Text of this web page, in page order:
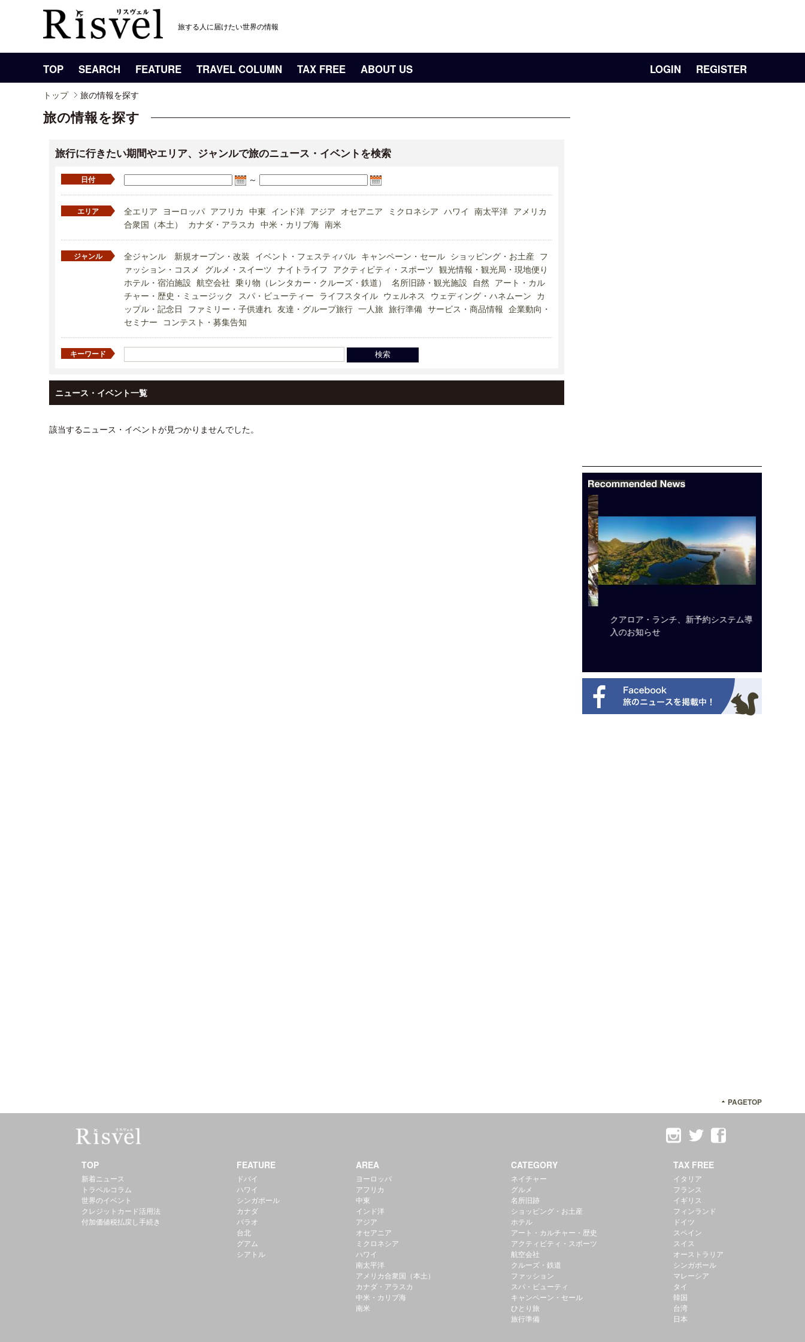
旅する人に届けたい世界の情報
TOP SEARCH FEATURE TRAVEL COLUMN TAX FREE ABOUT US LOGIN REGISTER
トップ 旅の情報を探す
旅の情報を探す
旅行に行きたい期間やエリア、ジャンルで旅のニュース・イベントを検索
日付 ～
エリア 全エリア ヨーロッパ アフリカ 中東 インド洋 アジア オセアニア ミクロネシア ハワイ 南太平洋 アメリカ
合衆国（本土）
カナダ・アラスカ 中米・カリブ海 南米
ジャンル 全ジャンル 新規オープン・改装 イベント・フェスティバル キャンペーン・セール ショッピング・お土産 フ
ァッション・コスメ グルメ・スイーツ ナイトライフ アクティビティ・スポーツ 観光情報・観光局・現地便り
ホテル・宿泊施設 航空会社 乗り物（レンタカー・クルーズ・鉄道） 名所旧跡・観光施設 自然 アート・カル
チャー・歴史・ミュージック スパ・ビューティー ライフスタイル ウェルネス ウェディング・ハネムーン カ
ップル・記念日 ファミリー・子供連れ 友達・グループ旅行 一人旅 旅行準備 サービス・商品情報 企業動向・
セミナー コンテスト・募集告知
キーワード
ニュース・イベント一覧
該当するニュース・イベントが見つかりませんでした。
クアロア・ランチ、新予約システム導
入のお知らせ
PAGETOP
TOP
新着ニュース
トラベルコラム
世界のイベント
クレジットカード活用法
付加価値税払戻し手続き
FEATURE
ドバイ
ハワイ
シンガポール
カナダ
パラオ
台北
グアム
シアトル
AREA
ヨーロッパ
アフリカ
中東
インド洋
アジア
オセアニア
ミクロネシア
ハワイ
南太平洋
アメリカ合衆国（本土）
カナダ・アラスカ
中米・カリブ海
南米
CATEGORY
ネイチャー
グルメ
名所旧跡
ショッピング・お土産
ホテル
アート・カルチャー・歴史
アクティビティ・スポーツ
航空会社
クルーズ・鉄道
ファッション
スパ・ビューティ
キャンペーン・セール
ひとり旅
旅行準備
TAX FREE
イタリア
フランス
イギリス
フィンランド
ドイツ
スペイン
スイス
オーストラリア
シンガポール
マレーシア
タイ
韓国
台湾
日本